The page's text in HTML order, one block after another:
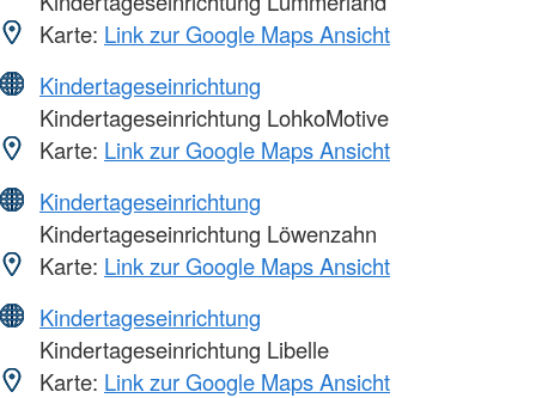
Karte: Link zur Google Maps Ansicht
Kindertageseinrichtung
Kindertageseinrichtung LohkoMotive
Karte: Link zur Google Maps Ansicht
Kindertageseinrichtung
Kindertageseinrichtung Löwenzahn
Karte: Link zur Google Maps Ansicht
Kindertageseinrichtung
Kindertageseinrichtung Libelle
Karte: Link zur Google Maps Ansicht